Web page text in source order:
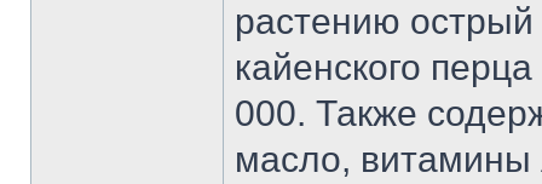
растению острый
кайенского
000. Также
масло, витамины